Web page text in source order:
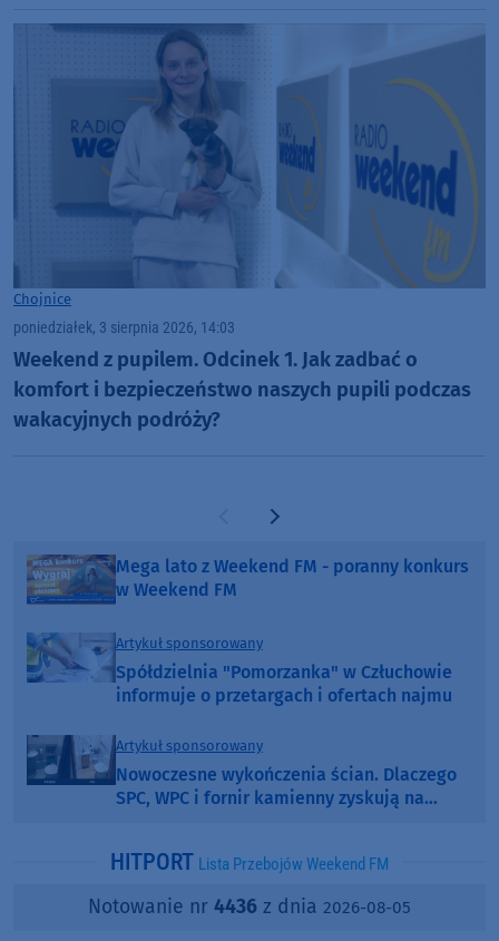
Chojnice
poniedziałek, 3 sierpnia 2026, 14:03
Weekend z pupilem. Odcinek 1. Jak zadbać o
komfort i bezpieczeństwo naszych pupili podczas
wakacyjnych podróży?
Poprzednia strona
Następna strona
Mega lato z Weekend FM - poranny konkurs
w Weekend FM
Artykuł sponsorowany
Spółdzielnia "Pomorzanka" w Człuchowie
informuje o przetargach i ofertach najmu
Artykuł sponsorowany
Nowoczesne wykończenia ścian. Dlaczego
SPC, WPC i fornir kamienny zyskują na
HITPORT Lista Przebojów Weekend FM
Notowanie nr 4436 z dnia 2026-08-05